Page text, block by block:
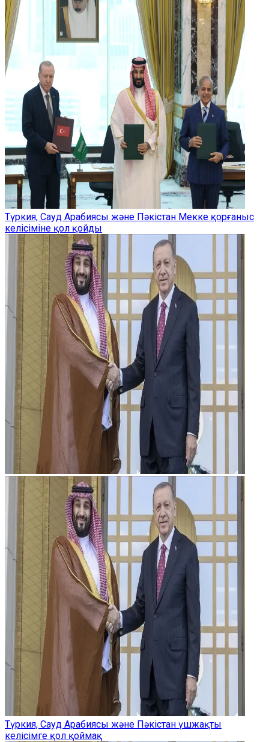
Түркия, Сауд Арабиясы және Пәкістан Мекке қорғаныс
келісіміне қол қойды
Түркия, Сауд Арабиясы және Пәкістан үшжақты
келісімге қол қоймақ